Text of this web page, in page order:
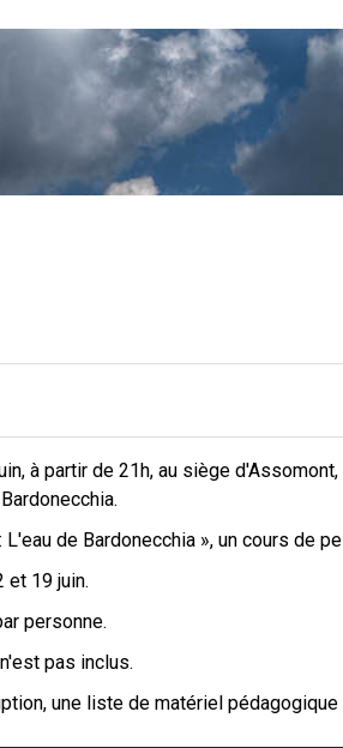
à partir de 21h, au siège
L'eau de Bardonecchia », un cours de
et 19 juin.
personne.
pas inclus.
une liste de matériel